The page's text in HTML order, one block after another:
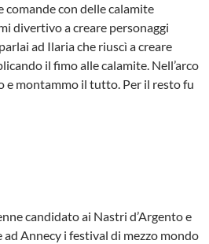
comande con delle calamite
divertivo a creare personaggi
ad Ilaria che riuscì a creare
il fimo alle calamite. Nell’arco
e montammo il tutto. Per il resto fu
candidato ai Nastri d’Argento e
Annecy i festival di mezzo mondo